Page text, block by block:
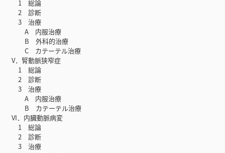
1 総論
2 診断
3 治療
A 内服治療
B 外科的治療
C カテーテル治療
V．腎動脈狭窄症
1 総論
2 診断
3 治療
A 内服治療
B カテーテル治療
VI．内臓動脈病変
1 総論
2 診断
3 治療